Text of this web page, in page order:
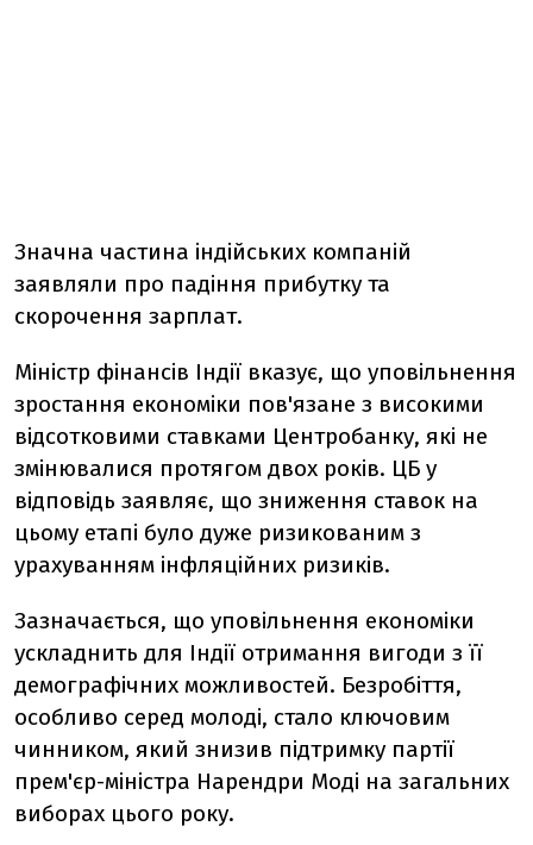
Значна частина індійських компаній
заявляли про падіння прибутку та
скорочення зарплат.
Міністр фінансів Індії вказує, що уповільнення
зростання економіки пов'язане з високими
відсотковими ставками Центробанку, які не
змінювалися протягом двох років. ЦБ у
відповідь заявляє, що зниження ставок на
цьому етапі було дуже ризикованим з
урахуванням інфляційних ризиків.
Зазначається, що уповільнення економіки
ускладнить для Індії отримання вигоди з її
демографічних можливостей. Безробіття,
особливо серед молоді, стало ключовим
чинником, який знизив підтримку партії
прем'єр-міністра Нарендри Моді на загальних
виборах цього року.